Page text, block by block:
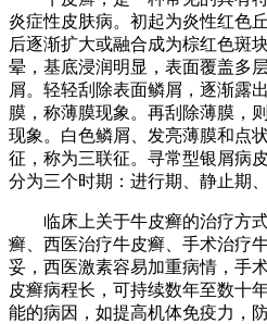
炎症性皮肤病。初起为炎性红色
后逐渐扩大或融合成为棕红色斑
晕，基底浸润明显，表面覆盖多
屑。轻轻刮除表面鳞屑，逐渐露
膜，称薄膜现象。再刮除薄膜，
现象。白色鳞屑、发亮薄膜和点
征，称为三联征。寻常型银屑病
分为三个时期：进行期、静止期、
临床上关于牛皮癣的治疗方式
癣、西医治疗牛皮癣、手术治疗
妥，西医激素容易加重病情，手
皮癣病程长，可持续数年至数十
能的病因，如提高机体免疫力，